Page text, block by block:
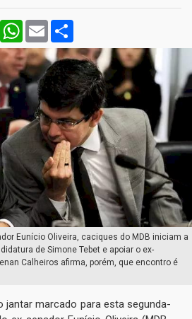
PinterestWhatsApp
Email
Eunício Oliveira, caciques do MDB iniciam a
de Simone Tebet e apoiar o ex-
Calheiros afirma, porém, que encontro é
jantar marcado para esta segunda-